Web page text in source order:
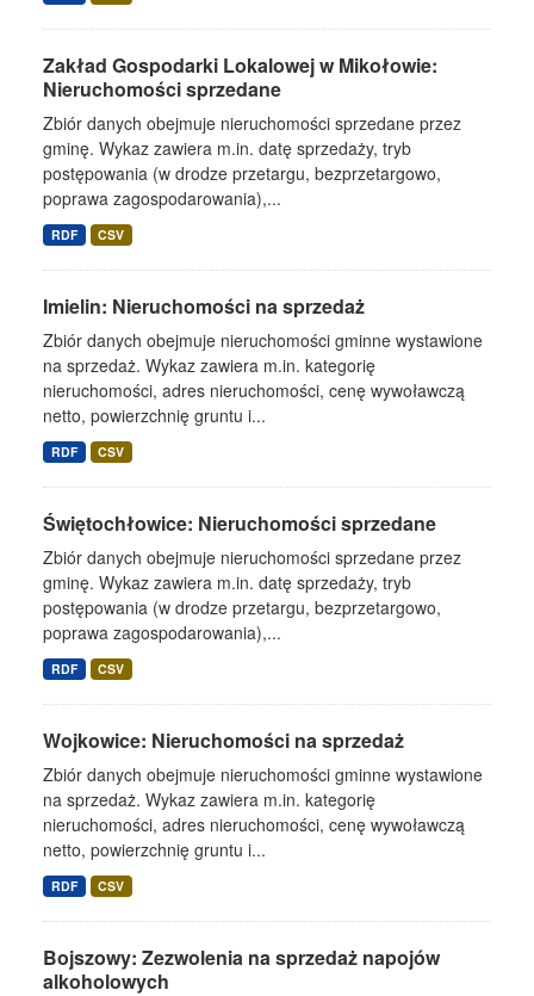
Zakład Gospodarki Lokalowej w Mikołowie:
Nieruchomości sprzedane
Zbiór danych obejmuje nieruchomości sprzedane przez
gminę. Wykaz zawiera m.in. datę sprzedaży, tryb
postępowania (w drodze przetargu, bezprzetargowo,
poprawa zagospodarowania),...
RDF CSV
Imielin: Nieruchomości na sprzedaż
Zbiór danych obejmuje nieruchomości gminne wystawione
na sprzedaż. Wykaz zawiera m.in. kategorię
nieruchomości, adres nieruchomości, cenę wywoławczą
netto, powierzchnię gruntu i...
RDF CSV
Świętochłowice: Nieruchomości sprzedane
Zbiór danych obejmuje nieruchomości sprzedane przez
gminę. Wykaz zawiera m.in. datę sprzedaży, tryb
postępowania (w drodze przetargu, bezprzetargowo,
poprawa zagospodarowania),...
RDF CSV
Wojkowice: Nieruchomości na sprzedaż
Zbiór danych obejmuje nieruchomości gminne wystawione
na sprzedaż. Wykaz zawiera m.in. kategorię
nieruchomości, adres nieruchomości, cenę wywoławczą
netto, powierzchnię gruntu i...
RDF CSV
Bojszowy: Zezwolenia na sprzedaż napojów
alkoholowych